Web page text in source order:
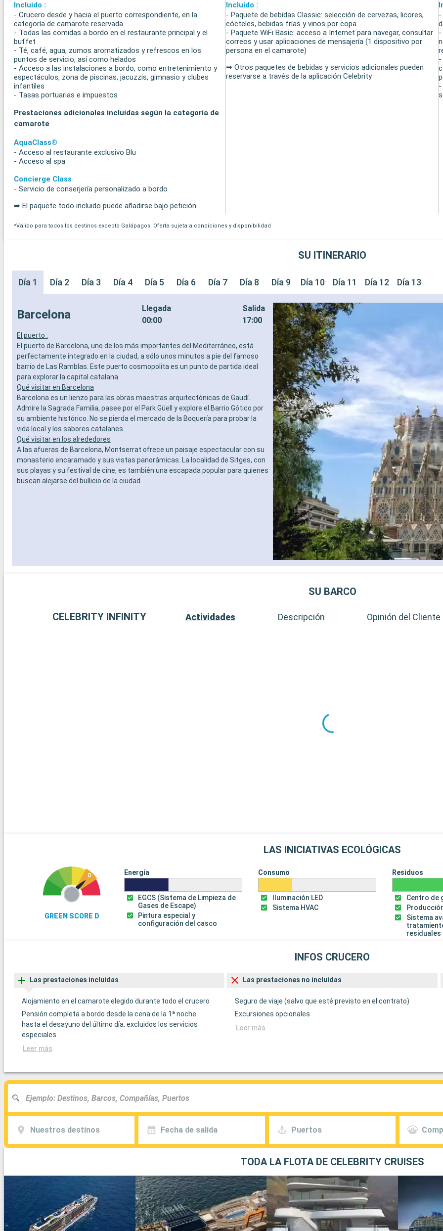
Incluido :
- Crucero desde y hacia el puerto correspondiente, en la
categoría de camarote reservada
- Todas las comidas a bordo en el restaurante principal y el
buffet
- Té, café, agua, zumos aromatizados y refrescos en los
puntos de servicio, así como helados
- Acceso a las instalaciones a bordo, como entretenimiento y
espectáculos, zona de piscinas, jacuzzis, gimnasio y clubes
infantiles
- Tasas portuarias e impuestos
Prestaciones adicionales incluidas según la categoría de
camarote
AquaClass®
- Acceso al restaurante exclusivo Blu
- Acceso al spa
Concierge Class
- Servicio de conserjería personalizado a bordo
➡ El paquete todo incluido puede añadirse bajo petición.
Incluido :
- Paquete de bebidas Classic: selección de cervezas, licores,
cócteles, bebidas frías y vinos por copa
- Paquete WiFi Basic: acceso a Internet para navegar, consultar
correos y usar aplicaciones de mensajería (1 dispositivo por
persona en el camarote)
➡ Otros paquetes de bebidas y servicios adicionales pueden
reservarse a través de la aplicación Celebrity.
-
-
-
-
*Válido para todos los destinos excepto Galápagos. Oferta sujeta a condiciones y disponibilidad
SU ITINERARIO
Día 1 Día 2 Día 3 Día 4 Día 5 Día 6 Día 7 Día 8 Día 9 Día 10 Día 11 Día 12 Día 13
Barcelona
Llegada
00:00
Salida
17:00
El puerto :
El puerto de Barcelona, uno de los más importantes del Mediterráneo, está
perfectamente integrado en la ciudad, a sólo unos minutos a pie del famoso
barrio de Las Ramblas. Este puerto cosmopolita es un punto de partida ideal
para explorar la capital catalana.
Qué visitar en Barcelona
Barcelona es un lienzo para las obras maestras arquitectónicas de Gaudí.
Admire la Sagrada Familia, pasee por el Park Güell y explore el Barrio Gótico por
su ambiente histórico. No se pierda el mercado de la Boquería para probar la
vida local y los sabores catalanes.
Qué visitar en los alrededores
A las afueras de Barcelona, Montserrat ofrece un paisaje espectacular con su
monasterio encaramado y sus vistas panorámicas. La localidad de Sitges, con
sus playas y su festival de cine, es también una escapada popular para quienes
buscan alejarse del bullicio de la ciudad.
SU BARCO
CELEBRITY INFINITY Actividades Descripción Opinión del Cliente
LAS INICIATIVAS ECOLÓGICAS
GREEN SCORE D
Energía
EGCS (Sistema de Limpieza de
Gases de Escape)
Pintura especial y
configuración del casco
Consumo
Iluminación LED
Sistema HVAC
Residuos
Centro de
Sistema
residuales
INFOS CRUCERO
Las prestaciones incluídas
Alojamiento en el camarote elegido durante todo el crucero
Pensión completa a bordo desde la cena de la 1ª noche
hasta el desayuno del último día, excluidos los servicios
especiales
Leer más
Las prestaciones no incluídas
Seguro de viaje (salvo que esté previsto en el contrato)
Excursiones opcionales
Leer más
Nuestros destinos Fecha de salida Puertos
TODA LA FLOTA DE CELEBRITY CRUISES